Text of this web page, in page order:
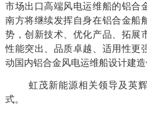
市场出口高端风电运维船的铝合
南方将继续发挥自身在铝合金船
势，创新技术、优化产品、拓展
性能突出、品质卓越、适用性更
动国内铝合金风电运维船设计建造
虹茂新能源相关领导及英
式。